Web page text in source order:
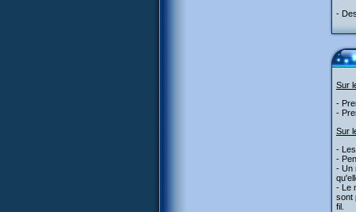
-
Sur
-
-
Sur
-
-
- Un
- Le
sont
fil.